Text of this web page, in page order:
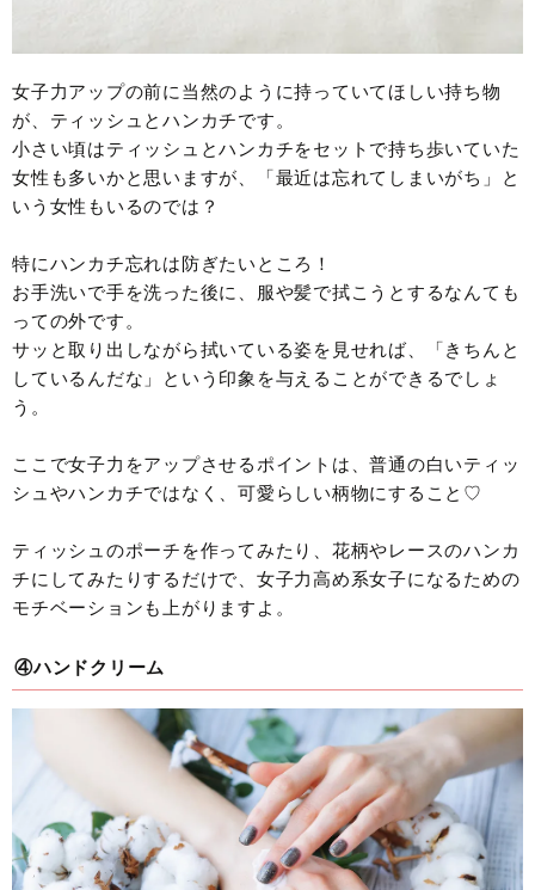
女子力アップの前に当然のように持っていてほしい持ち物
が、ティッシュとハンカチです。
小さい頃はティッシュとハンカチをセットで持ち歩いていた
女性も多いかと思いますが、「最近は忘れてしまいがち」と
いう女性もいるのでは？
特にハンカチ忘れは防ぎたいところ！
お手洗いで手を洗った後に、服や髪で拭こうとするなんても
っての外です。
サッと取り出しながら拭いている姿を見せれば、「きちんと
しているんだな」という印象を与えることができるでしょ
う。
ここで女子力をアップさせるポイントは、普通の白いティッ
シュやハンカチではなく、可愛らしい柄物にすること♡
ティッシュのポーチを作ってみたり、花柄やレースのハンカ
チにしてみたりするだけで、女子力高め系女子になるための
モチベーションも上がりますよ。
④ハンドクリーム